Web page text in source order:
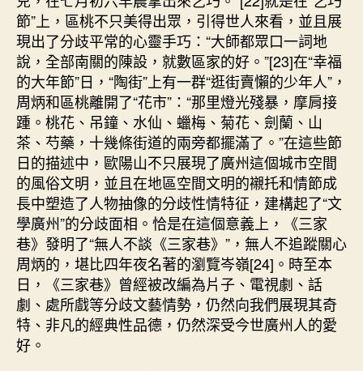
節”上，區桃不只美得出眾，引得世人來看，並且展
現出了分歧平常的心靈手巧：“大師都眾口一詞地
說，全部南關的陳設，就數區家的好。”[23]在“幸福
的大年節”日，“陶街”上有一群“逛街賣懶的少年人”，
周炳和區桃離開了“花市”：“那里燈光殘暴，摩肩接
踵。桃花、吊鐘、水仙、蠟梅、菊花、劍蘭、山
茶、芍藥，十幾條街道的兩旁都擺滿了。”在這些節
日的描述中，歐陽山不只展現了廣州這個城市空間
的風俗文明，並且在地區空間文明的襯托和情節成
長中塑造了人物抽像的分歧性情特征，建構起了“文
學廣州”的分歧面相。恰是在這個意義上，《三家
巷》發明了“無人不談《三家巷》”，無人不追蹤關心
周炳的，堪比四年夜名著的瀏覽岑嶺[24]。時至本
日，《三家巷》曾經被改編為片子、電視劇、話
劇、處所戲等分歧文藝情勢，仍然向我們展現其奇
特、非凡的經典性品德，仍然深受今世廣州人的愛
好。